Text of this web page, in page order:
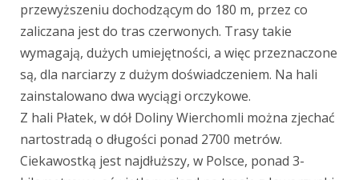
przewyższeniu dochodzącym do 180 m, przez co
zaliczana jest do tras czerwonych. Trasy takie
wymagają, dużych umiejętności, a więc przeznaczone
są, dla narciarzy z dużym doświadczeniem. Na hali
zainstalowano dwa wyciągi orczykowe.
Z hali Płatek, w dół Doliny Wierchomli można zjechać
nartostradą o długości ponad 2700 metrów.
Ciekawostką jest najdłuższy, w Polsce, ponad 3-